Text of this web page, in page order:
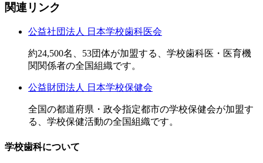
関連リンク
公益社団法人 日本学校歯科医会
約24,500名、53団体が加盟する、学校歯科医・医育機
関関係者の全国組織です。
公益財団法人 日本学校保健会
全国の都道府県・政令指定都市の学校保健会が加盟す
る、学校保健活動の全国組織です。
学校歯科について